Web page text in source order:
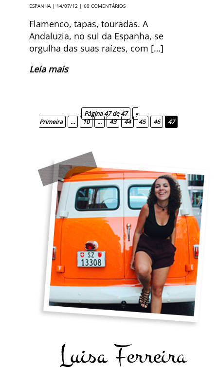
ESPANHA | 14/07/12 | 60 COMENTÁRIOS
Flamenco, tapas, touradas. A
Andaluzia, no sul da Espanha, se
orgulha das suas raízes, com […]
Leia mais
Página 47 de 47
«
Primeira
... 10 ... 43 44 45 46 47